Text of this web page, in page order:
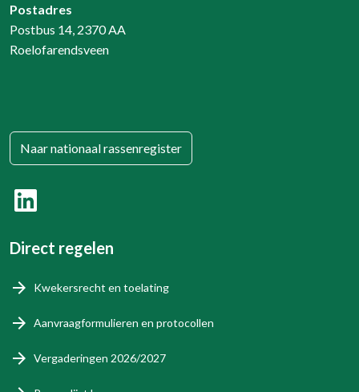
Postadres
Postbus 14, 2370 AA
Roelofarendsveen
Naar nationaal rassenregister
Direct regelen
Kwekersrecht en toelating
Aanvraagformulieren en protocollen
Vergaderingen 2026/2027